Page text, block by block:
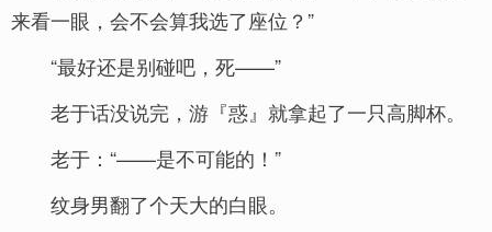
来看一眼，会不会算我选了座位？”
“最好还是别碰吧，死——”
老于话没说完，游『惑』就拿起了一只高脚杯。
老于：“——是不可能的！”
纹身男翻了个天大的白眼。